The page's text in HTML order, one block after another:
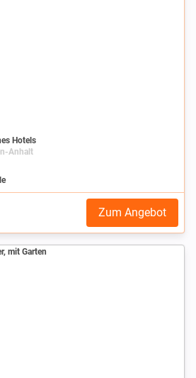
Hotels
Anhalt
Zum Angebot